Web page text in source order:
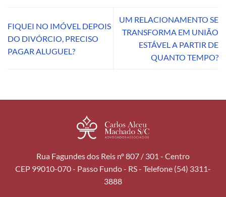
FIQUEI NO IMÓVEL DEPOIS
DO DIVÓRCIO, PRECISO
PAGAR ALUGUEL?
UM RELACIONAMENTO SE
TRANSFORMA EM UNIÃO
ESTÁVEL A PARTIR DE
QUANTO TEMPO?
Rua Fagundes dos Reis nº 807 / 301 - Centro
CEP 99010-070 - Passo Fundo - RS - Telefone (54) 3311-
3888